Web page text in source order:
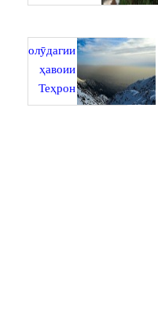
олӯдагии
ҳавоии
Теҳрон